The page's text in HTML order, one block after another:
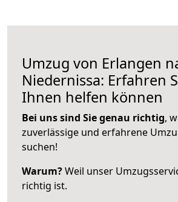
Umzug von Erlangen
Niedernissa: Erfahren
Ihnen helfen können
Bei uns sind Sie genau richtig,
zuverlässige und erfahrene
suchen!
Warum?Weil unser
richtig ist.